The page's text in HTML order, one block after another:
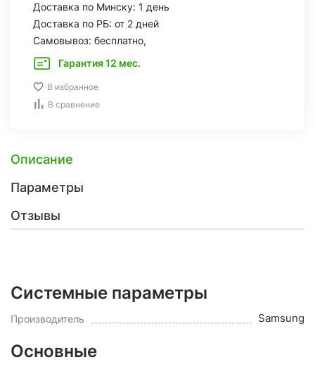
Доставка по Минску: 1 день
Доставка по РБ: от 2 дней
Самовывоз: бесплатно,
Гарантия 12 мес.
В избранное
В сравнение
Описание
Параметры
Отзывы
Системные параметры
Производитель Samsung
Основные